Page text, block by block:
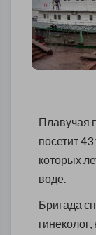
Плавучая
посетит
которых
воде.
Бригада